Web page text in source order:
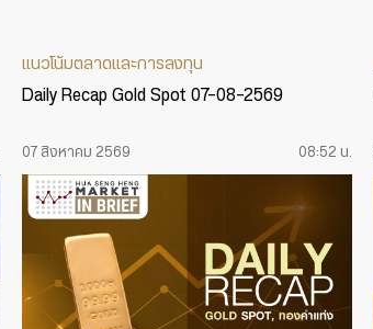
แนวโน้มตลาดและการลงทุน
Daily Recap Gold Spot 07-08-2569
07 สิงหาคม 2569 08:52 น.